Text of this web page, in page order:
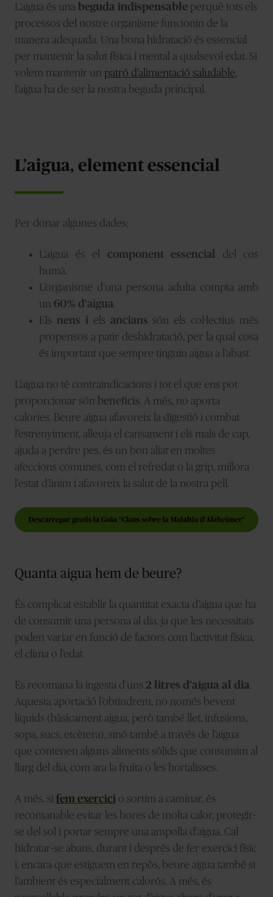
L’aigua és una beguda indispensable perquè tots els
processos del nostre organisme funcionin de la
manera adequada. Una bona hidratació és essencial
per mantenir la salut física i mental a qualsevol edat. Si
volem mantenir un patró d’alimentació saludable,
l’aigua ha de ser la nostra beguda principal.
L’aigua, element essencial
Per donar algunes dades:
L’aigua és el component essencial del cos
humà.
L’organisme d’una persona adulta compta amb
un 60% d’aigua.
Els nens i els ancians són els col·lectius més
propensos a patir deshidratació, per la qual cosa
és important que sempre tinguin aigua a l’abast.
L’aigua no té contraindicacions i tot el que ens pot
proporcionar són beneficis. A més, no aporta
calories. Beure aigua afavoreix la digestió i combat
l’estrenyiment, alleuja el cansament i els mals de cap,
ajuda a perdre pes, és un bon aliat en moltes
afeccions comunes, com el refredat o la grip, millora
l’estat d’ànim i afavoreix la salut de la nostra pell.
Quanta aigua hem de beure?
És complicat establir la quantitat exacta d’aigua que ha
de consumir una persona al dia, ja que les necessitats
poden variar en funció de factors com l’activitat física,
el clima o l’edat.
Es recomana la ingesta d’uns 2 litres d’aigua al dia.
Aquesta aportació l’obtindrem, no només bevent
líquids (bàsicament aigua, però també llet, infusions,
sopa, sucs, etcètera), sinó també a través de l’aigua
que contenen alguns aliments sòlids que consumim al
llarg del dia, com ara la fruita o les hortalisses.
A més, si fem exercici o sortim a caminar, és
recomanable evitar les hores de molta calor, protegir-
se del sol i portar sempre una ampolla d’aigua. Cal
hidratar-se abans, durant i després de fer exercici físic
i, encara que estiguem en repòs, beure aigua també si
l’ambient és especialment calorós. A més, és